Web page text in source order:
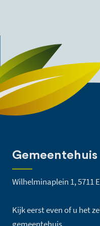
Gemeentehuis
Wilhelminaplein 1, 5711
Kijk eerst even of u het